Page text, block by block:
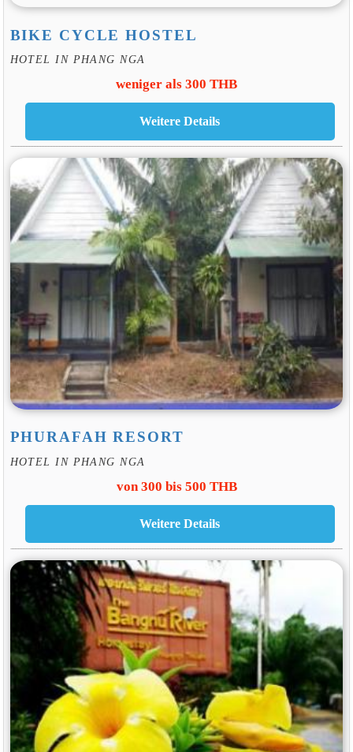
BIKE CYCLE HOSTEL
HOTEL IN PHANG NGA
weniger als 300 THB
PHURAFAH RESORT
HOTEL IN PHANG NGA
von 300 bis 500 THB